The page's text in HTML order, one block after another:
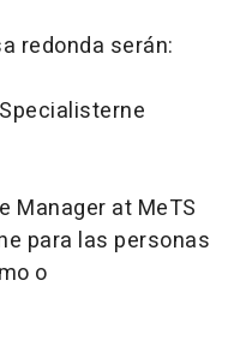
redonda serán:
Manager at MeTS
para las personas
o